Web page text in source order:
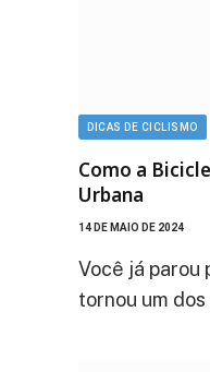
DICAS DE CICLISMO
Como a
Urbana
14 DE MAIO DE 2024
Você já parou
tornou um